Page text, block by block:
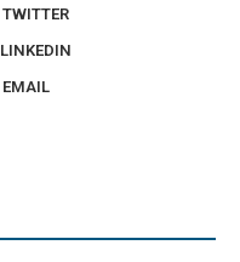
TWITTER
LINKEDIN
EMAIL